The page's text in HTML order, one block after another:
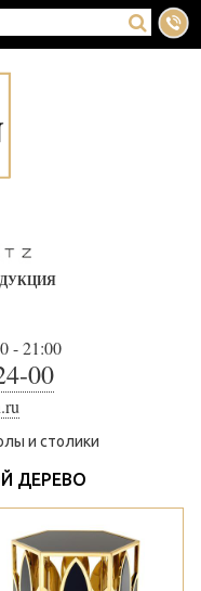
- 21:00
00
и столики
ДЕРЕВО